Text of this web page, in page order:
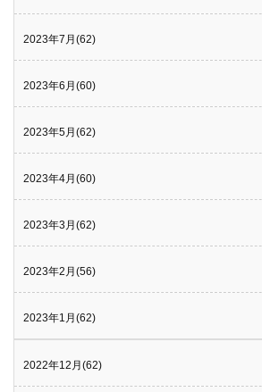
2023年7月(62)
2023年6月(60)
2023年5月(62)
2023年4月(60)
2023年3月(62)
2023年2月(56)
2023年1月(62)
2022年12月(62)